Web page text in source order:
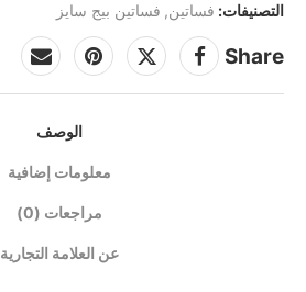
التصنيفات: فساتين, فساتين بيج سايز
Share
الوصف
معلومات إضافية
مراجعات (0)
عن العلامة التجارية